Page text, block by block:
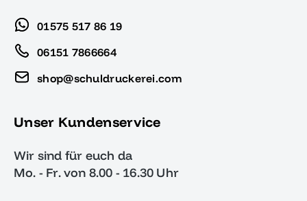
01575 517 86 19
06151 7866664
shop@schuldruckerei.com
Unser Kundenservice
Wir sind für euch da
Mo. - Fr. von 8.00 - 16.30 Uhr